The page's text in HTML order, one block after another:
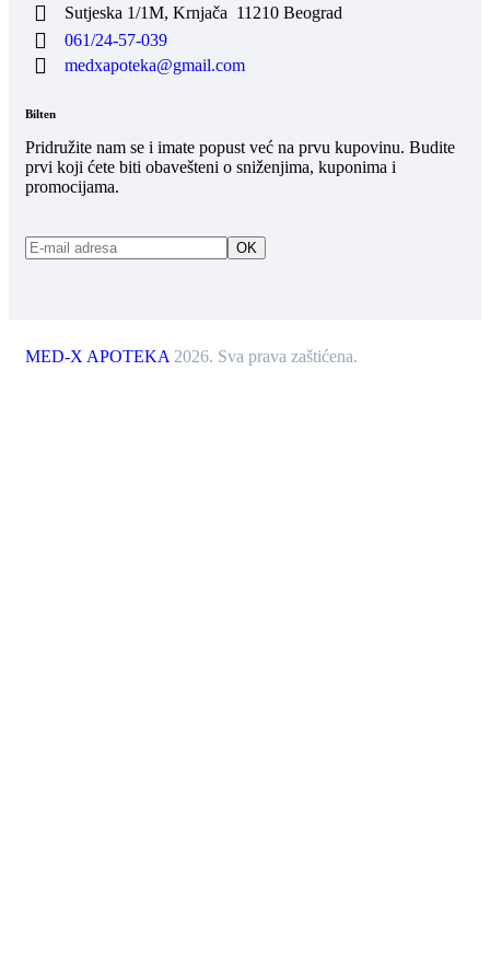
Sutjeska 1/1M, Krnjača 11210 Beograd
061/24-57-039
medxapoteka@gmail.com
Bilten
Pridružite nam se i imate popust već na prvu kupovinu. Budite
prvi koji ćete biti obavešteni o sniženjima, kuponima i
promocijama.
MED-X APOTEKA 2026. Sva prava zaštićena.